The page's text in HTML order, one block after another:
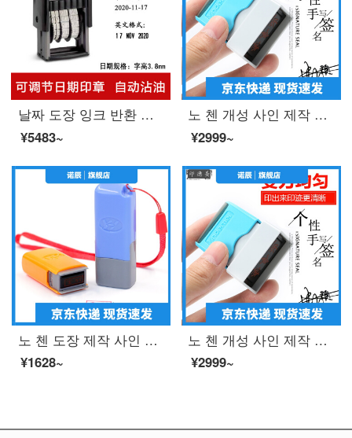
날짜 도장 잉크 반환 도장 도장 도장 자동 회전 코드 머 신 숫자 조절 가능 식품 생산 일자 인 스 턴 트 수 동 프린트 머 신 도장 실체 숫자 중국어 달력 배달 전용 프린트 오 일 1 개 46ml 블랙 프린트 오 일
¥5483~
노 첸 개성 사인 제작 도장 광 민 손 글씨 사인 장 사인 도장 주문 제작 사인 사인 사인 사인 도장 파란색 10 x30 mm
¥2999~
노 첸 도장 제작 사인 이름 개인 성명 도장 도장 도장 도장 도장 간호사 개인 인장 주문 제작 도장 도장 도장 도장 도장 간호사 도장 도장 케이스 색깔 랜 덤 배 송
¥1628~
노 첸 개성 사인 제작 도장 광 민 손 글씨 사인 장 사인 도장 주문 제작 사인 사인 사인 사인 도장 파란색 10 x30 mm
¥2999~